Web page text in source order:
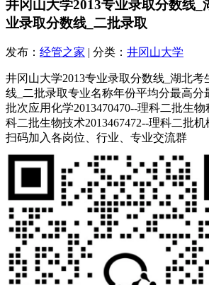
井冈山大学2013专业录取分数线_
业录取分数线_二批录取
发布： 经管之家 | 分类： 井冈山大学
井冈山大学2013专业录取分数线_湖北考
线_二批录取专业名称年份平均分最高分
批次应用化学2013470470--理科二批生物
科二批生物技术2013467472--理科二批机
扫码加入各岗位、行业、专业交流群